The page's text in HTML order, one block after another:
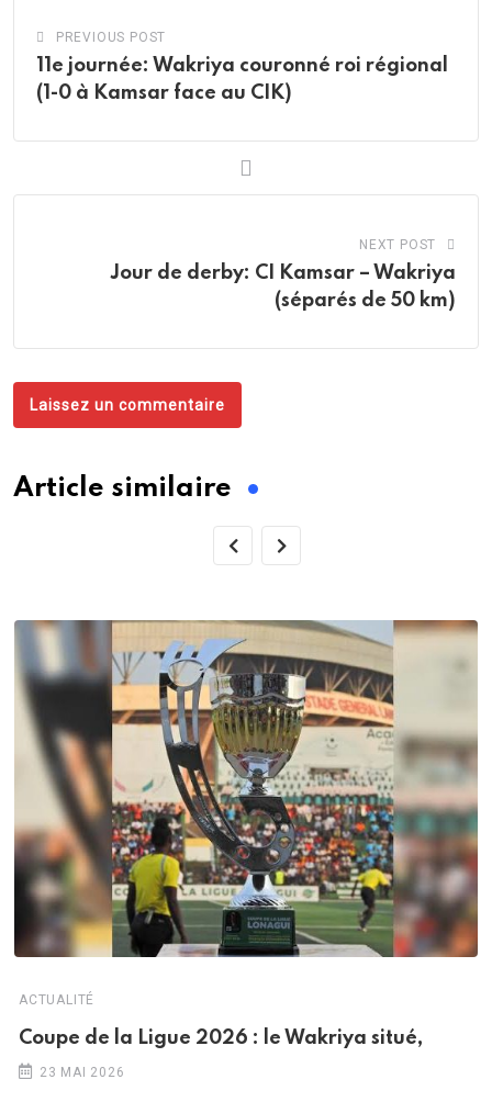
PREVIOUS POST
11e journée: Wakriya couronné roi régional
(1-0 à Kamsar face au CIK)
NEXT POST
Jour de derby: CI Kamsar – Wakriya
(séparés de 50 km)
Laissez un commentaire
Article similaire
ACTUALITÉ
Coupe de la Ligue 2026 : le Wakriya situé,
23 MAI 2026